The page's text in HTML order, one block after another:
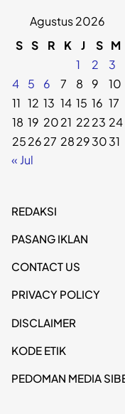
Agustus 2026
S S R K J S M
1
2
3
4
5 6 7 8 9
10
11 12 13 14 15 16 17
18 19 2021 2223 24
252627 28293031
« Jul
REDAKSI
PASANG IKLAN
CONTACT US
PRIVACY POLICY
DISCLAIMER
KODE ETIK
PEDOMAN MEDIA